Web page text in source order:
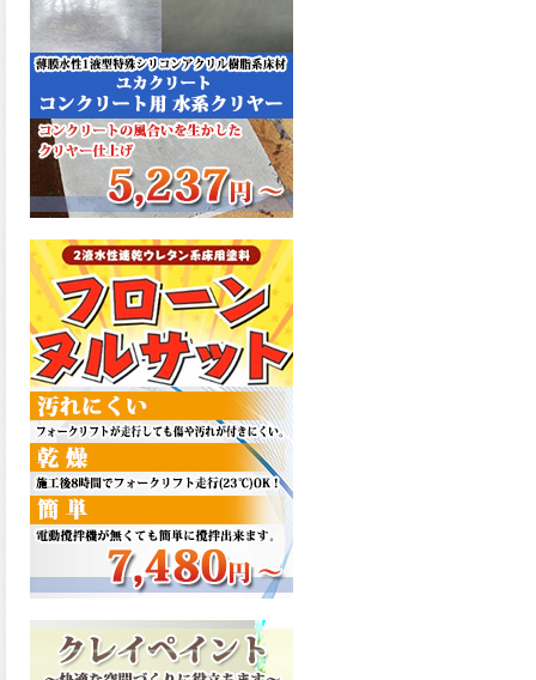
耐擦り傷性、耐摩耗性に優れ
た機能を発揮、フローンフル
トップが新しく販売開始致し
ました。ご購入はこちらか
ら。
2026.06.29
コストを重視しした材料で、
優れた性能と高品質で高度な
防水機能を発揮、フローン12
た。ご購入はこちらから。
2026.06.29
数多くの施工実績を持つ信頼
性の高い塗材 優れた性能と高
品質で高度な防水機能を発
揮、フローン11が新しく販売
開始致しました。ご購入はこ
ちらから。
2026.05.26
コンクリート特有の質感やム
ラ感と溶け合うように広がる
色彩が床と壁を印象的に仕上
げる、アクアカラー デュオト
ーンが新しく販売開始致しま
2026.03.13
滑らかな塗膜は従来の屋根用